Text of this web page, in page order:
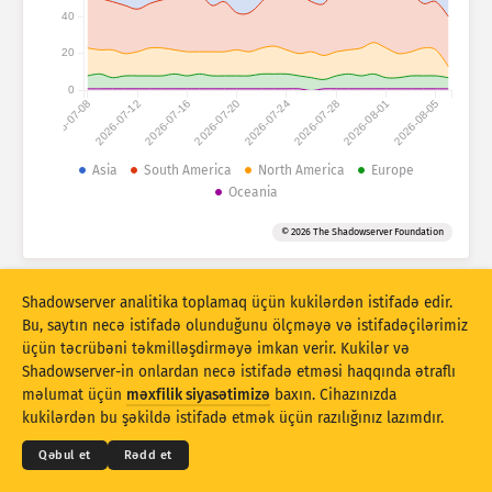
Hücum statistikası: Cihazlar
Yardım
Məlumat toplusu
Üst-üstə düşür
Yenilə Sıfırla
PNG kimi endirin
2026-07-082026-07-122026-07-162026-07-202026-07-242026-07-282026-08-012026-08-05
0
20
40
Asia South America North America
Europe
Oceania
© 2026 The Shadowserver Foundation
© 2026THE SHADOWSERVER FOUNDATION
Məxfilik və Şərtlər
Bizimlə əlaqə saxlayın
Kreditlər
Shadowserver analitika toplamaq üçün kukilərdən istifadə edir.
Bu, saytın necə istifadə olunduğunu ölçməyə və istifadəçilərimiz
üçün təcrübəni təkmilləşdirməyə imkan verir. Kukilər və
Shadowserver-in onlardan necə istifadə etməsi haqqında ətraflı
məlumat üçün məxfilik siyasətimizə baxın. Cihazınızda
kukilərdən bu şəkildə istifadə etmək üçün razılığınız lazımdır.
Qəbul et Rədd et